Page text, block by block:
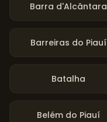
Barra d'Alcântara
Barreiras do Piauí
Batalha
Belém do Piauí